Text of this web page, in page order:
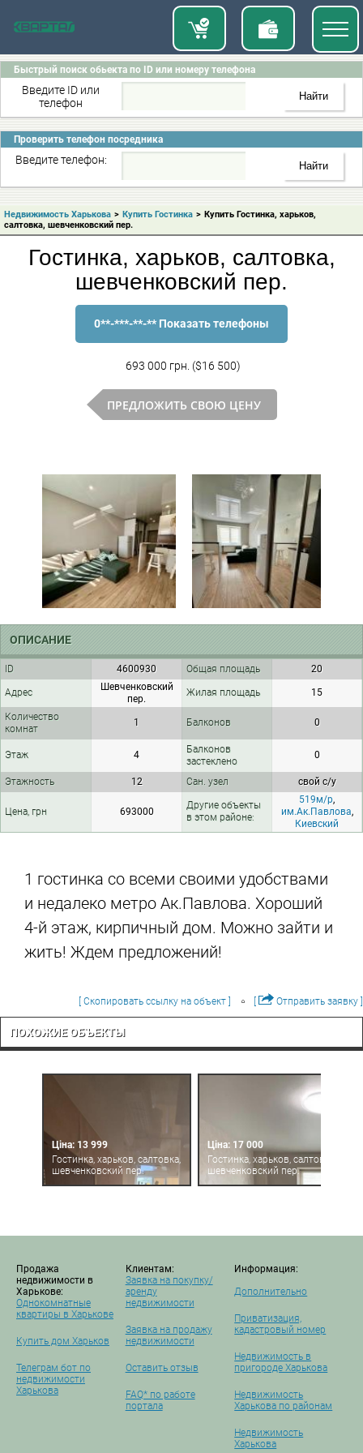
Быстрый поиск обьекта по ID или номеру телефона
Введите ID или
телефон
Проверить телефон посредника
Введите телефон:
Недвижимость Харькова > Купить Гостинка > Купить Гостинка, харьков,
салтовка, шевченковский пер.
Гостинка, харьков, салтовка,
шевченковский пер.
0**-***-**-** Показать телефоны
693 000 грн. ($16 500)
ПРЕДЛОЖИТЬ СВОЮ ЦЕНУ
ОПИСАНИЕ
ID 4600930 Общая площадь 20
Адрес
Шевченковский
пер.
Жилая площадь 15
Количество
комнат
1 Балконов 0
Этаж 4
Балконов
застеклено
0
Этажность 12 Сан. узел свой с/у
Цена, грн 693000
Другие объекты
в этом районе:
519м/р,
им.Ак.Павлова,
Киевский
1 гостинка со всеми своими удобствами
и недалеко метро Ак.Павлова. Хороший
4-й этаж, кирпичный дом. Можно зайти и
жить! Ждем предложений!
[ Скопировать ссылку на объект ] Отправить заявку ]
ПОХОЖИЕ ОБЪЕКТЫ
Ціна: 13 999
Гостинка, харьков, салтовка,
шевченковский пер.
Ціна: 17 000
Гостинка, харьков, салтовка,
шевченковский пер.
Продажа
недвижимости в
Харькове:
Однокомнатные
квартиры в Харькове
Купить дом Харьков
Телеграм бот по
недвижимости
Харькова
Клиентам:
Заявка на покупку/
аренду
недвижимости
Заявка на продажу
недвижимости
Оставить отзыв
FAQ* по работе
портала
Информация:
Дополнительно
Приватизация,
кадастровый номер
Недвижимость в
пригороде Харькова
Недвижимость
Харькова по районам
Недвижимость
Харькова